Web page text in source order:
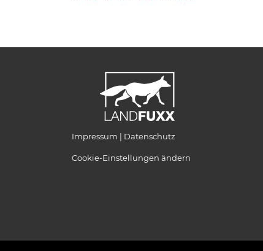
Impressum Datenschutz
Cookie-Einstellungen ändern